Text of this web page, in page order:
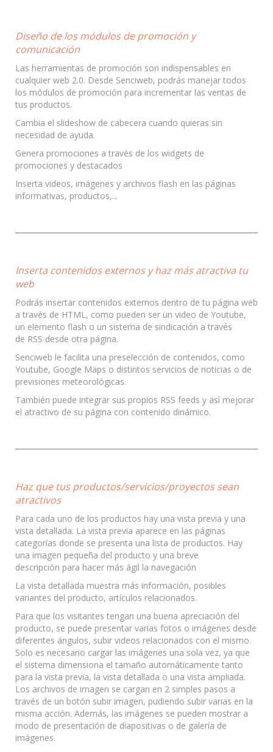
Diseño de los módulos de promoción y
comunicación
Las herramientas de promoción son indispensables en
cualquier web 2.0. Desde Senciweb, podrás manejar todos
los módulos de promoción para incrementar las ventas de
tus productos.
Cambia el slideshow de cabecera cuando quieras sin
necesidad de ayuda.
Genera promociones a través de los widgets de
promociones y destacados
Inserta videos, imágenes y archivos flash en las páginas
informativas, productos,...
Inserta contenidos externos y haz más atractiva tu
web
Podrás insertar contenidos externos dentro de tu página web
a través de HTML, como pueden ser un video de Youtube,
un elemento flash o un sistema de sindicación a través
de RSS desde otra página.
Senciweb le facilita una preselección de contenidos, como
Youtube, Google Maps o distintos servicios de noticias o de
previsiones meteorológicas.
También puede integrar sus propios RSS feeds y así mejorar
el atractivo de su página con contenido dinámico.
Haz que tus productos/servicios/proyectos sean
atractivos
Para cada uno de los productos hay una vista previa y una
vista detallada. La vista previa aparece en las páginas
categorías donde se presenta una lista de productos. Hay
una imagen pequeña del producto y una breve
descripción para hacer más ágil la navegación
La vista detallada muestra más información, posibles
variantes del producto, artículos relacionados.
Para que los visitantes tengan una buena apreciación del
producto, se puede presentar varias fotos o imágenes desde
diferentes ángulos, subir videos relacionados con el mismo.
Solo es necesario cargar las imágenes una sola vez, ya que
el sistema dimensiona el tamaño automáticamente tanto
para la vista previa, la vista detallada o una vista ampliada.
Los archivos de imagen se cargan en 2 simples pasos a
través de un botón subir imagen, pudiendo subir varias en la
misma acción. Además, las imágenes se pueden mostrar a
modo de presentación de diapositivas o de galería de
imágenes.